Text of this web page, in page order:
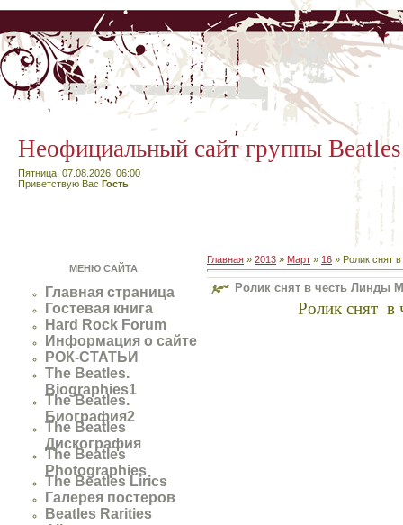
Неофициальный сайт группы Beatles
Пятница, 07.08.2026, 06:00
Приветствую Вас Гость
МЕНЮ САЙТА
Главная страница
Гостевая книга
Hard Rock Forum
Информация о сайте
РОК-СТАТЬИ
The Beatles.
Biographies1
The Beatles.
Биография2
The Beatles
Дискография
The Beatles
Photographies
The Beatles Lirics
Галерея постеров
Beatles Rarities
Главная » 2013 » Март » 16 » Ролик снят
Ролик снят в честь Линды
Ролик снят в